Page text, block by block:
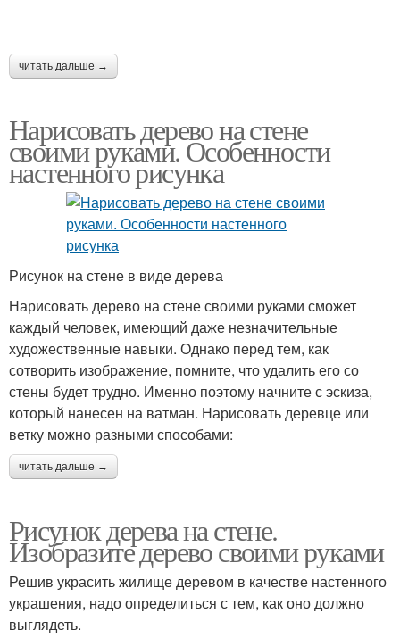
читать дальше →
Нарисовать дерево на стене
своими руками. Особенности
настенного рисунка
Рисунок на стене в виде дерева
Нарисовать дерево на стене своими руками сможет
каждый человек, имеющий даже незначительные
художественные навыки. Однако перед тем, как
сотворить изображение, помните, что удалить его со
стены будет трудно. Именно поэтому начните с эскиза,
который нанесен на ватман. Нарисовать деревце или
ветку можно разными способами:
читать дальше →
Рисунок дерева на стене.
Изобразите дерево своими руками
Решив украсить жилище деревом в качестве настенного
украшения, надо определиться с тем, как оно должно
выглядеть.